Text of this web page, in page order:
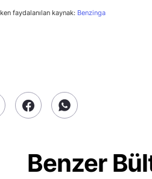
faydalanılan kaynak: Benzinga
Benzer